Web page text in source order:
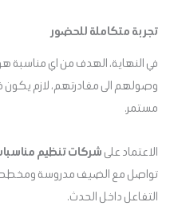
تجربة متكاملة للحضور
في النهاية، الهدف من اي مناسبة
وصولهم الى مغادرتهم، لازم
مستمر.
الاعتماد على شركات تنظيم
تواصل مع الضيف مدروسة ومخطط
التفاعل داخل الحدث.